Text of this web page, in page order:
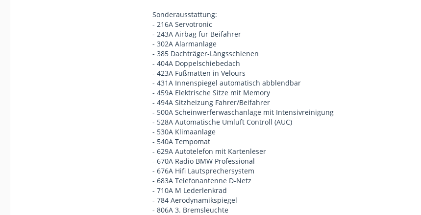
Sonderausstattung:
- 216A Servotronic
- 243A Airbag für Beifahrer
- 302A Alarmanlage
- 385 Dachträger-Längsschienen
- 404A Doppelschiebedach
- 423A Fußmatten in Velours
- 431A Innenspiegel automatisch abblendbar
- 459A Elektrische Sitze mit Memory
- 494A Sitzheizung Fahrer/Beifahrer
- 500A Scheinwerferwaschanlage mit Intensivreinigung
- 528A Automatische Umluft Controll (AUC)
- 530A Klimaanlage
- 540A Tempomat
- 629A Autotelefon mit Kartenleser
- 670A Radio BMW Professional
- 676A Hifi Lautsprechersystem
- 683A Telefonantenne D-Netz
- 710A M Lederlenkrad
- 784 Aerodynamikspiegel
- 806A 3. Bremsleuchte